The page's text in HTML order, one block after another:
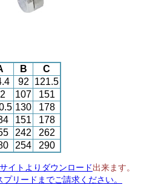
B
C
92
121.5
107
151
130
178
151
178
242
262
254 290
イトよりダウンロード出来ます。
プリードまでご請求ください。